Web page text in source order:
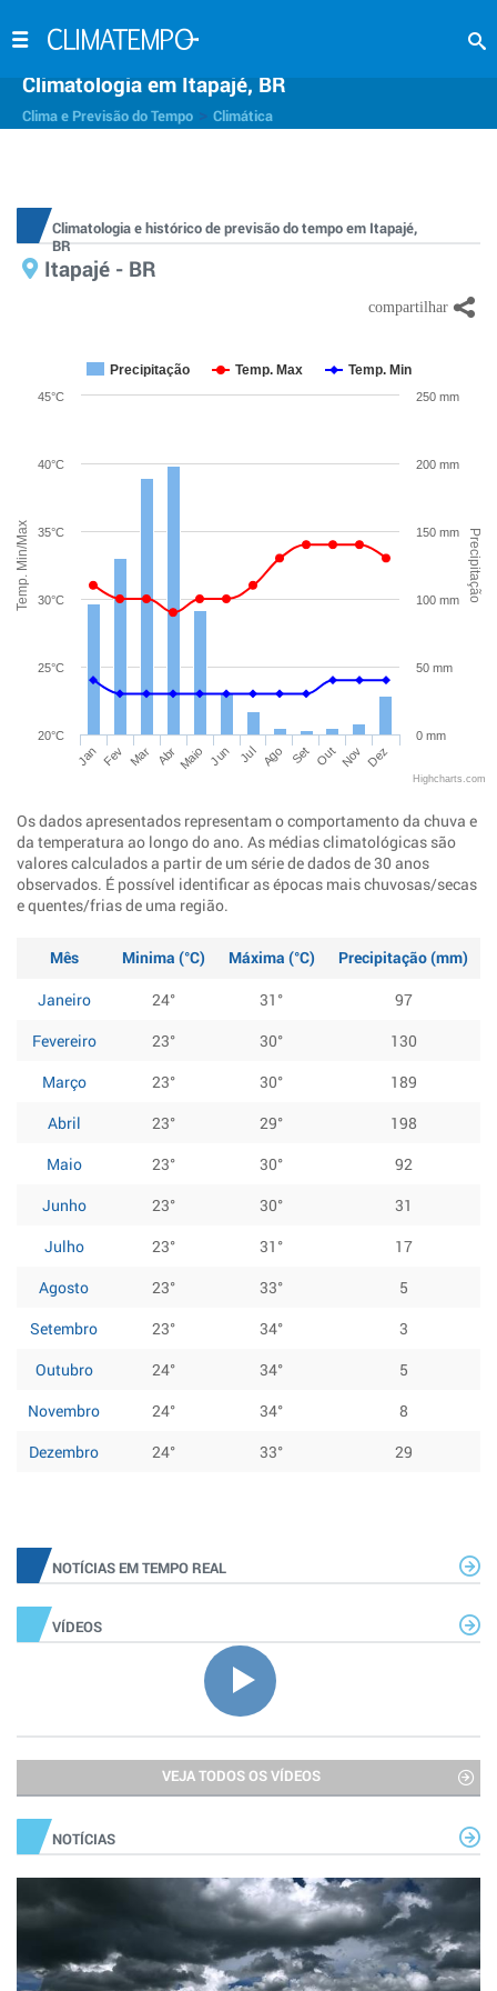
Climatologia em Itapajé, BR
Clima e Previsão do Tempo Climática
Climatologia e histórico de previsão do tempo em Itapajé,
BR
Itapajé - BR
Temp. Min/Max Precipitação
Precipitação Temp. Max Temp. Min
Jan Fev Mar Abr Maio Jun Jul Ago Set Out Nov Dez
20°C
25°C
30°C
35°C
40°C
45°C
0 mm
50 mm
100 mm
150 mm
200 mm
250 mm
Highcharts.com
Os dados apresentados representam o comportamento da chuva e
da temperatura ao longo do ano. As médias climatológicas são
valores calculados a partir de um série de dados de 30 anos
observados. É possível identificar as épocas mais chuvosas/secas
e quentes/frias de uma região.
Mês Minima (°C) Máxima (°C)
Precipitação (mm)
Janeiro
24° 31°
97
Fevereiro
23° 30°
130
Março
23° 30°
189
Abril
23° 29°
198
Maio
23° 30°
92
Junho
23° 30°
31
Julho
23° 31°
17
Agosto
23° 33°
5
Setembro
23° 34°
3
Outubro
24° 34°
5
Novembro
24° 34°
8
Dezembro
24° 33° 29
NOTÍCIAS EM TEMPO REAL
VÍDEOS
VEJA TODOS OS VÍDEOS
NOTÍCIAS